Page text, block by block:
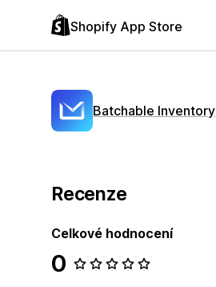
Shopify App Store
Batchable Inventory
Recenze
Celkové hodnocení
0